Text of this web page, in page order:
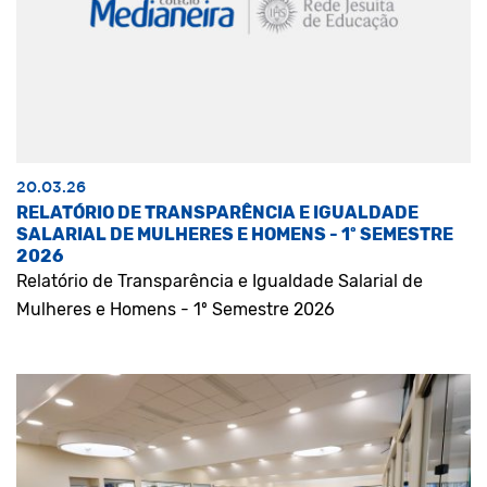
20.03.26
RELATÓRIO DE TRANSPARÊNCIA E IGUALDADE
SALARIAL DE MULHERES E HOMENS - 1º SEMESTRE
2026
Relatório de Transparência e Igualdade Salarial de
Mulheres e Homens - 1º Semestre 2026